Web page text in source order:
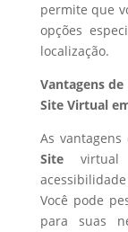
permite que
opções
localização.
Vantagens
Site Virtual
As
Sitevirtual
Você pode
para suas